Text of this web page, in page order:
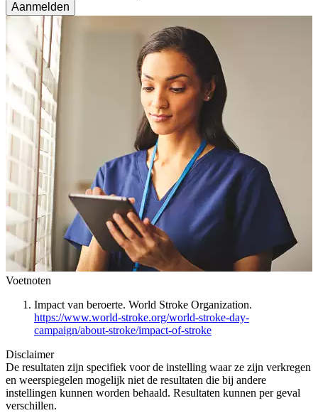
Aanmelden
Voetnoten
Impact van beroerte. World Stroke Organization.
https://www.world-stroke.org/world-stroke-day-
campaign/about-stroke/impact-of-stroke
Disclaimer
De resultaten zijn specifiek voor de instelling waar ze zijn verkregen
en weerspiegelen mogelijk niet de resultaten die bij andere
instellingen kunnen worden behaald. Resultaten kunnen per geval
verschillen.